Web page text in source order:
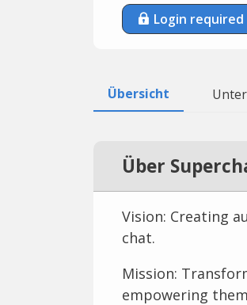
Login required
Übersicht
Über
Vision: Creating
chat.
Mission:
empowering